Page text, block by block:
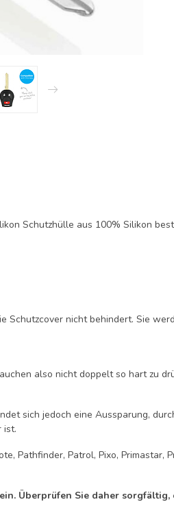
Schutzhülle aus 100% Silikon
Schutzcover nicht behindert. Sie
also nicht doppelt so hart zu
sich jedoch eine Aussparung,
ist.
Pathfinder, Patrol, Pixo, Primastar,
Überprüfen Sie daher sorgfältig,